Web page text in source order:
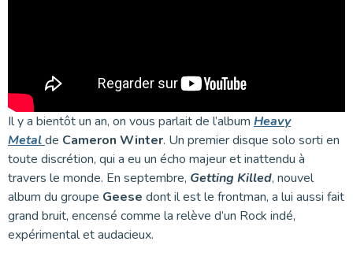
Il y a bientôt un an, on vous parlait de l’album Heavy
Metalde Cameron Winter. Un premier disque solo sorti en
toute discrétion, qui a eu un écho majeur et inattendu à
travers le monde. En septembre, Getting Killed, nouvel
album du groupe Geese dont il est le frontman, a lui aussi fait
grand bruit, encensé comme la relève d’un Rock indé,
expérimental et audacieux.